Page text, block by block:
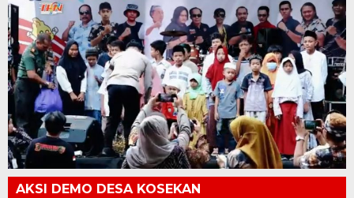
AKSI DEMO DESA KOSEKAN